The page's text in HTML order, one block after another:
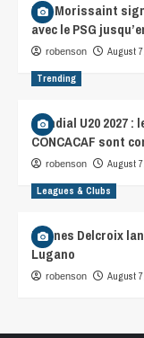
Léa Morissaint
avec le PSG
robenson August
Trending
Mondial U20 2027
CONCACAF sont
robenson August
Leagues & Clubs
Hannes Delcroix
Lugano
robenson August